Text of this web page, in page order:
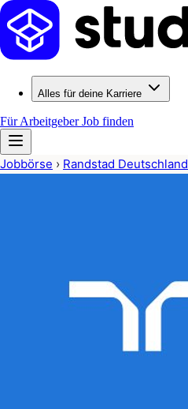
Alles für deine Karriere
Für ArbeitgeberJob finden
Jobbörse › Randstad Deutschland